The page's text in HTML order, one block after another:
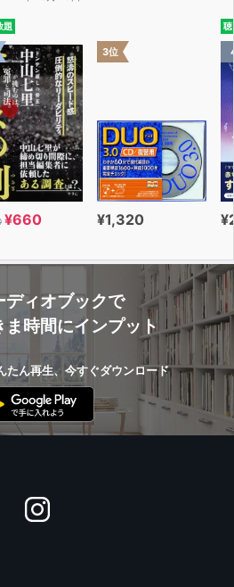
練習があって、きっかけに出会
練習量が多い方が増えるわけ​​で
が出ないとき、その練習方法を
いですか。
かどうかっていうのが、まさに
。
題
¥660
3位
¥1,320
聴
ディオブックで
ま時間にインプット
たん再生、今すぐダウンロード